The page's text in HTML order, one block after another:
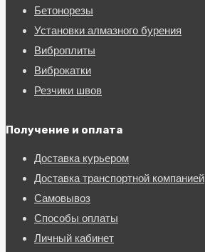
Бетонорезы
Установки алмазного бурения
Виброплиты
Виброкатки
Резчики швов
Получение и оплата
Доставка курьером
Доставка транспортной компанией
Самовывоз
Способы оплаты
Личный кабинет